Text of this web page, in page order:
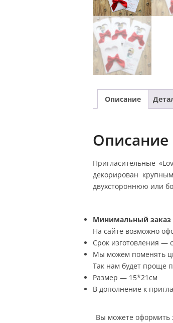
Описание
Описание
Пригласительные
декорирован
двухстороннюю или
Минимальный заказ
На сайте возможно
Срок изготовления —
Мы можем поменять
Так нам будет проще
Размер — 15*21см
В дополнение к
Вы можете оформить